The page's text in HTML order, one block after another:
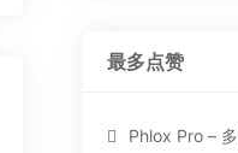
最多点赞
Phlox Pro – 多用